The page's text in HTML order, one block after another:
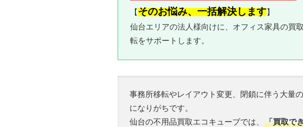
【そのお悩み、一括解決します】
仙台エリアの法人様向けに、オフィス家具の買
転をサポートします。
事務所移転やレイアウト変更、閉鎖に伴う大量
になりがちです。
仙台の不用品買取エコキューブでは、
「買取で